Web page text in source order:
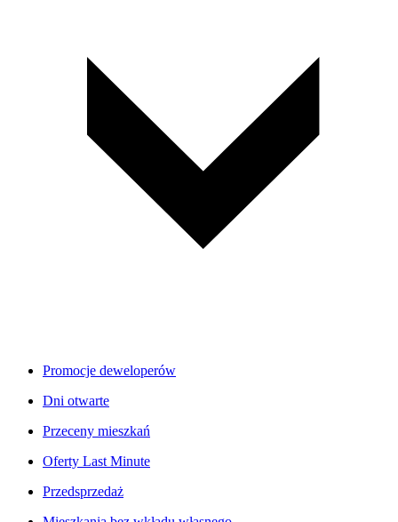
Promocje deweloperów
Dni otwarte
Przeceny mieszkań
Oferty Last Minute
Przedsprzedaż